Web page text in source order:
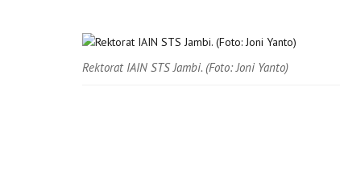
Rektorat IAIN STS Jambi. (Foto: Joni Yanto)